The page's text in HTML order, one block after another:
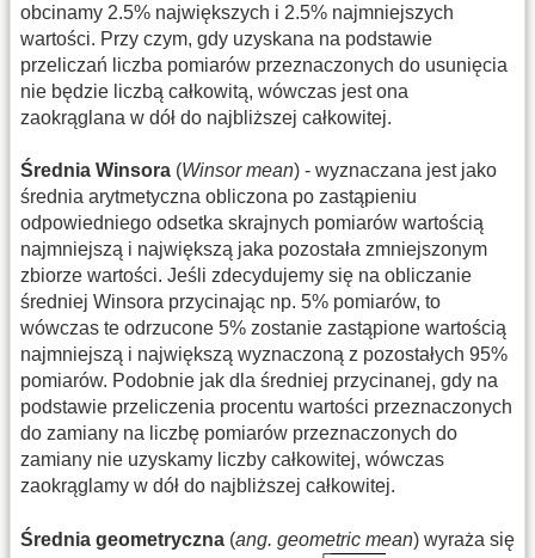
obcinamy 2.5% największych i 2.5% najmniejszych
wartości. Przy czym, gdy uzyskana na podstawie
przeliczań liczba pomiarów przeznaczonych do usunięcia
nie będzie liczbą całkowitą, wówczas jest ona
zaokrąglana w dół do najbliższej całkowitej.
Średnia Winsora (Winsor mean) - wyznaczana jest jako
średnia arytmetyczna obliczona po zastąpieniu
odpowiedniego odsetka skrajnych pomiarów wartością
najmniejszą i największą jaka pozostała zmniejszonym
zbiorze wartości. Jeśli zdecydujemy się na obliczanie
średniej Winsora przycinając np. 5% pomiarów, to
wówczas te odrzucone 5% zostanie zastąpione wartością
najmniejszą i największą wyznaczoną z pozostałych 95%
pomiarów. Podobnie jak dla średniej przycinanej, gdy na
podstawie przeliczenia procentu wartości przeznaczonych
do zamiany na liczbę pomiarów przeznaczonych do
zamiany nie uzyskamy liczby całkowitej, wówczas
zaokrąglamy w dół do najbliższej całkowitej.
Średnia geometryczna (ang. geometric mean) wyraża się